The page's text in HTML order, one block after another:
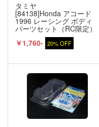
タミヤ
[84138]Honda アコード
1996 レーシング ボディ
パーツセット（RC限定）
￥1,760- 20% OFF